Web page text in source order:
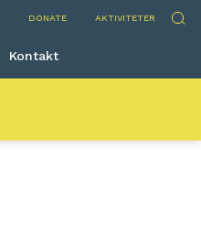
DONATE AKTIVITETER Sök
Kontakt